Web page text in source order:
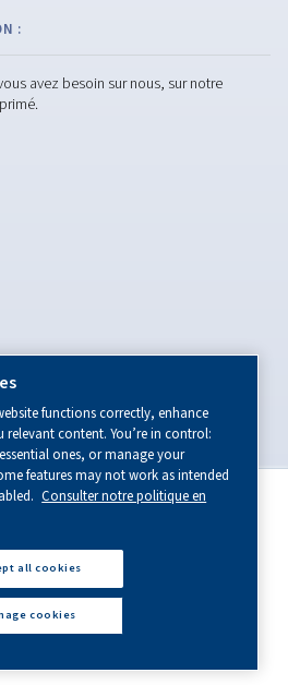
des
d'air
essentiels pour installer des
toute sécurité. Optimisez vos
et l'efficacité avec ce guide